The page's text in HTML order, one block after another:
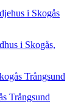
i Skogås
i Skogås,
Trångsund
Trångsund